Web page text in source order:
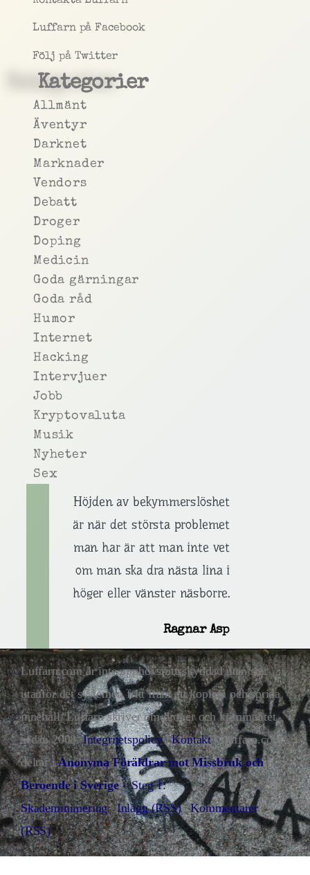
Luffarn på Facebook
Följ på Twitter
Kategorier
Allmänt
Äventyr
Darknet
Marknader
Vendors
Debatt
Droger
Doping
Medicin
Goda gärningar
Goda råd
Humor
Internet
Hacking
Intervjuer
Jobb
Kryptovaluta
Musik
Nyheter
Sex
Höjden av bekymmerslöshet
är när det största problemet
man har är att man inte vet
om man ska dra nästa lina i
höger eller vänster näsborre.
Ragnar Asp
Luffarn.com är inte upphovsrättsskyddad utan står
utanför det systemet, fritt fram att kopiera och sprida
innehåll. Luffarn skriver om droger och kriminalitet
sedan 2008.Integritetspolicy|Kontakt| Luffarn.com
deltar iAnonyma Föräldrar mot Missbruk och
Beroende i Sverige– Steg 1:
Skademinimering|Inlägg (RSS)|Kommentarer
(RSS)